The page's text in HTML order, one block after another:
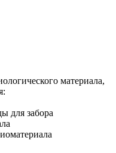
материала,
для забора